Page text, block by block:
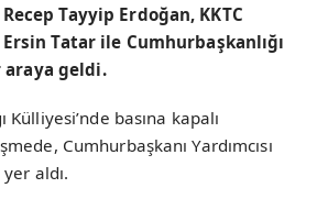
Tayyip Erdoğan, KKTC
Tatar ile Cumhurbaşkanlığı
araya geldi.
Külliyesi’nde basına kapalı
Cumhurbaşkanı Yardımcısı
aldı.